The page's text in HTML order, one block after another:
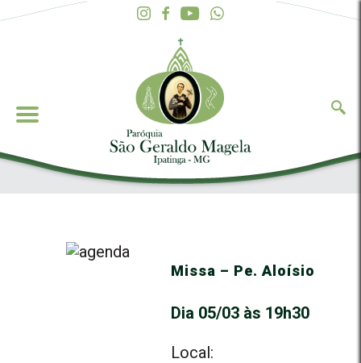
Missa – Pe. Aloísio
Dia 05/03 às 19h30
Local: